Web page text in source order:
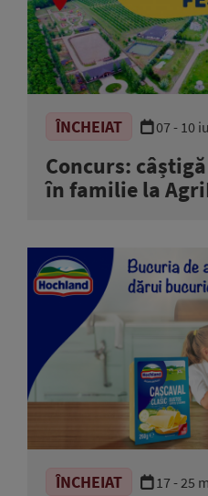
ÎNCHEIAT 07 - 10
Concurs:
în familie la
ÎNCHEIAT 17 - 25